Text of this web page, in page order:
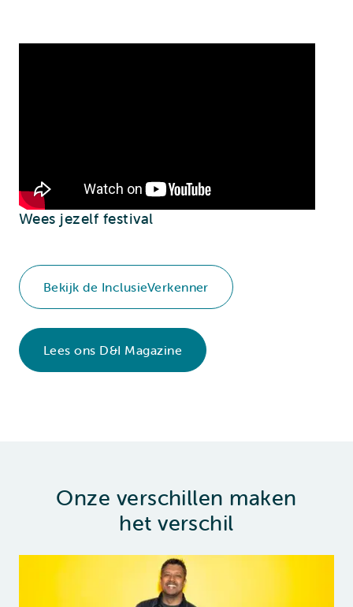
Wees jezelf festival
Bekijk de InclusieVerkenner
Lees ons D&I Magazine
Onze verschillen maken
het verschil